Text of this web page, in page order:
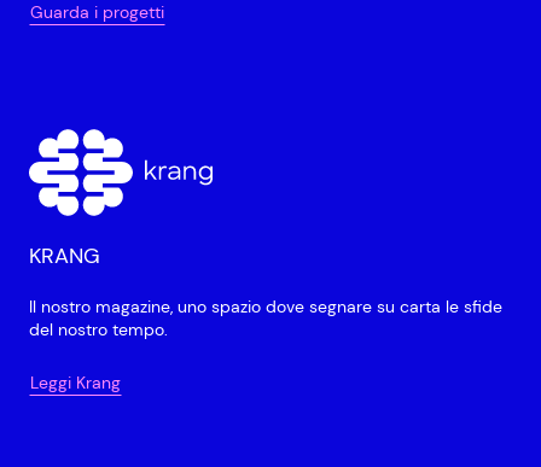
Guarda i progetti
KRANG
Il nostro magazine, uno spazio dove segnare su carta le sfide
del nostro tempo.
Leggi Krang